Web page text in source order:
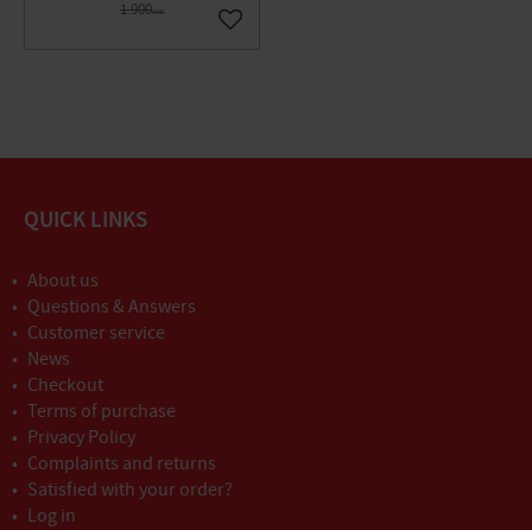
1.900DKK
Gem som favorit
QUICK LINKS
About us
Questions & Answers
Customer service
News
Checkout
Terms of purchase
Privacy Policy
Complaints and returns
Satisfied with your order?
Log in